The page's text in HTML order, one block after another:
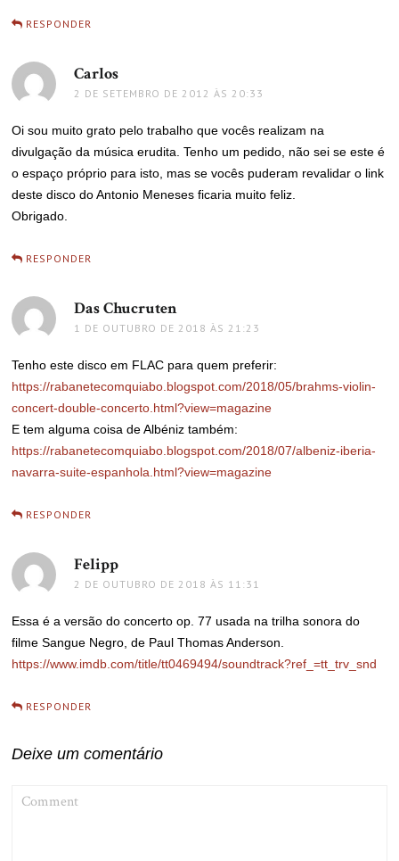
RESPONDER
Carlos
2 DE SETEMBRO DE 2012 ÀS 20:33
Oi sou muito grato pelo trabalho que vocês realizam na
divulgação da música erudita. Tenho um pedido, não sei se este é
o espaço próprio para isto, mas se vocês puderam revalidar o link
deste disco do Antonio Meneses ficaria muito feliz.
Obrigado.
RESPONDER
Das Chucruten
1 DE OUTUBRO DE 2018 ÀS 21:23
Tenho este disco em FLAC para quem preferir:
https://rabanetecomquiabo.blogspot.com/2018/05/brahms-violin-
concert-double-concerto.html?view=magazine
E tem alguma coisa de Albéniz também:
https://rabanetecomquiabo.blogspot.com/2018/07/albeniz-iberia-
navarra-suite-espanhola.html?view=magazine
RESPONDER
Felipp
2 DE OUTUBRO DE 2018 ÀS 11:31
Essa é a versão do concerto op. 77 usada na trilha sonora do
filme Sangue Negro, de Paul Thomas Anderson.
https://www.imdb.com/title/tt0469494/soundtrack?ref_=tt_trv_snd
RESPONDER
Deixe um comentário